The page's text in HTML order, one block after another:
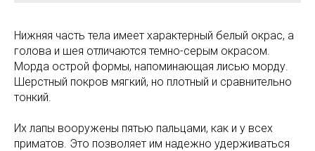
Нижняя часть тела имеет характерный белый окрас, а
голова и шея отличаются темно-серым окрасом.
Морда острой формы, напоминающая лисью морду.
Шерстный покров мягкий, но плотный и сравнительно
тонкий.
Их лапы вооружены пятью пальцами, как и у всех
приматов. Это позволяет им надежно удерживаться